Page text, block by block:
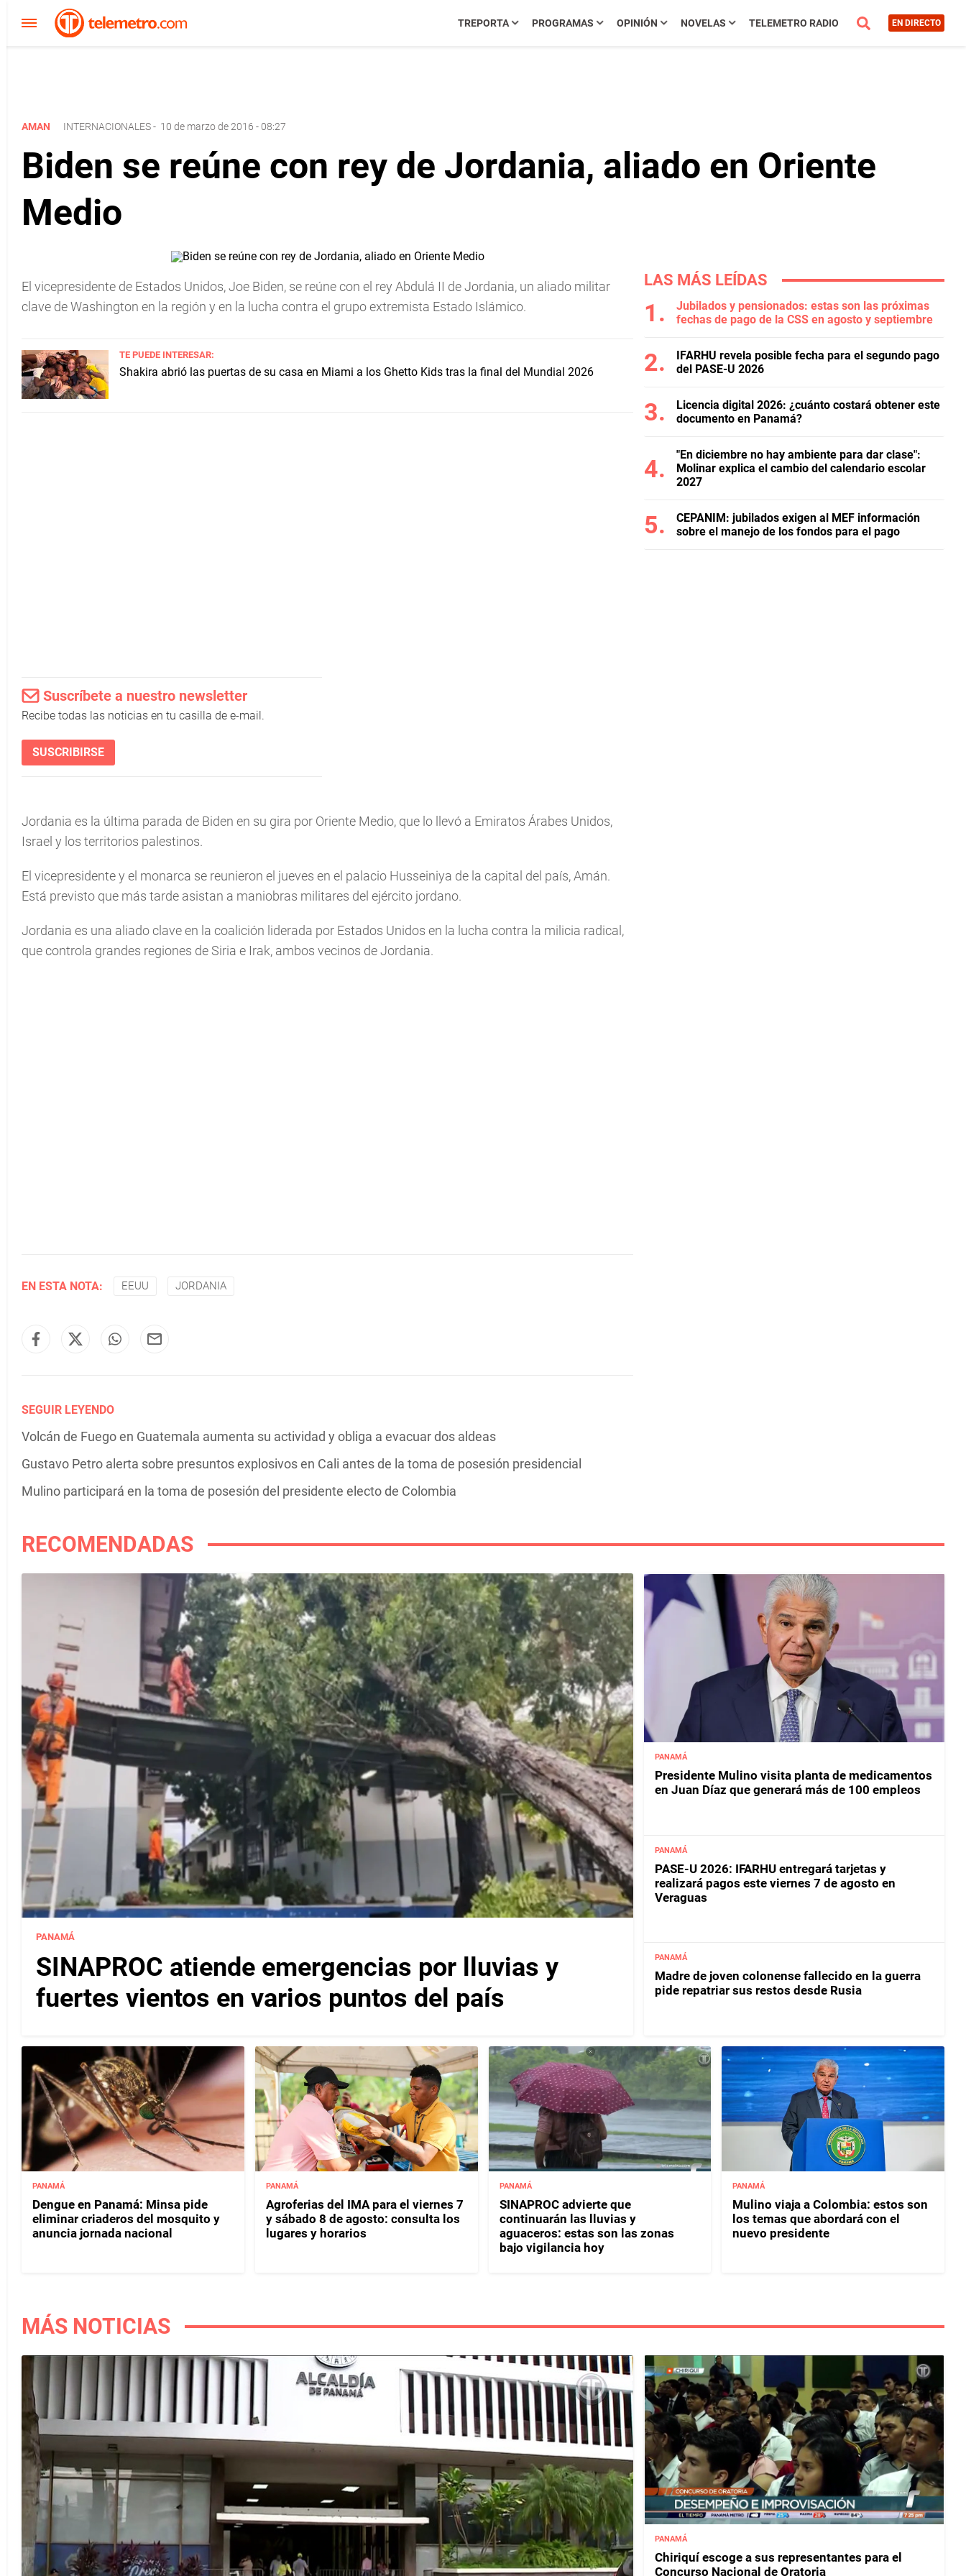
TREPORTA PROGRAMAS OPINIÓN NOVELAS TELEMETRO RADIO EN DIRECTO
AMAN INTERNACIONALES- 10 de marzo de 2016 - 08:27
Biden se reúne con rey de Jordania, aliado en Oriente
Medio
El vicepresidente de Estados Unidos, Joe Biden, se reúne con el rey Abdulá II de Jordania, un aliado militar
clave de Washington en la región y en la lucha contra el grupo extremista Estado Islámico.
TE PUEDE INTERESAR:
Shakira abrió las puertas de su casa en Miami a los Ghetto Kids tras la final del Mundial 2026
Suscríbete a nuestro newsletter
Recibe todas las noticias en tu casilla de e-mail.
SUSCRIBIRSE
Jordania es la última parada de Biden en su gira por Oriente Medio, que lo llevó a Emiratos Árabes Unidos,
Israel y los territorios palestinos.
El vicepresidente y el monarca se reunieron el jueves en el palacio Husseiniya de la capital del país, Amán.
Está previsto que más tarde asistan a maniobras militares del ejército jordano.
Jordania es una aliado clave en la coalición liderada por Estados Unidos en la lucha contra la milicia radical,
que controla grandes regiones de Siria e Irak, ambos vecinos de Jordania.
EN ESTA NOTA: EEUU JORDANIA
SEGUIR LEYENDO
Volcán de Fuego en Guatemala aumenta su actividad y obliga a evacuar dos aldeas
Gustavo Petro alerta sobre presuntos explosivos en Cali antes de la toma de posesión presidencial
Mulino participará en la toma de posesión del presidente electo de Colombia
LAS MÁS LEÍDAS
Jubilados y pensionados: estas son las próximas
fechas de pago de la CSS en agosto y septiembre
IFARHU revela posible fecha para el segundo pago
del PASE-U 2026
Licencia digital 2026: ¿cuánto costará obtener este
documento en Panamá?
"En diciembre no hay ambiente para dar clase":
Molinar explica el cambio del calendario escolar
2027
CEPANIM: jubilados exigen al MEF información
sobre el manejo de los fondos para el pago
RECOMENDADAS
PANAMÁ
SINAPROC atiende emergencias por lluvias y
fuertes vientos en varios puntos del país
PANAMÁ
Presidente Mulino visita planta de medicamentos
en Juan Díaz que generará más de 100 empleos
PANAMÁ
PASE-U 2026: IFARHU entregará tarjetas y
realizará pagos este viernes 7 de agosto en
Veraguas
PANAMÁ
Madre de joven colonense fallecido en la guerra
pide repatriar sus restos desde Rusia
PANAMÁ
Dengue en Panamá: Minsa pide
eliminar criaderos del mosquito y
anuncia jornada nacional
PANAMÁ
Agroferias del IMA para el viernes 7
y sábado 8 de agosto: consulta los
lugares y horarios
PANAMÁ
SINAPROC advierte que
continuarán las lluvias y
aguaceros: estas son las zonas
bajo vigilancia hoy
PANAMÁ
Mulino viaja a Colombia: estos son
los temas que abordará con el
nuevo presidente
MÁS NOTICIAS
PANAMÁ
Chiriquí escoge a sus representantes para el
Concurso Nacional de Oratoria